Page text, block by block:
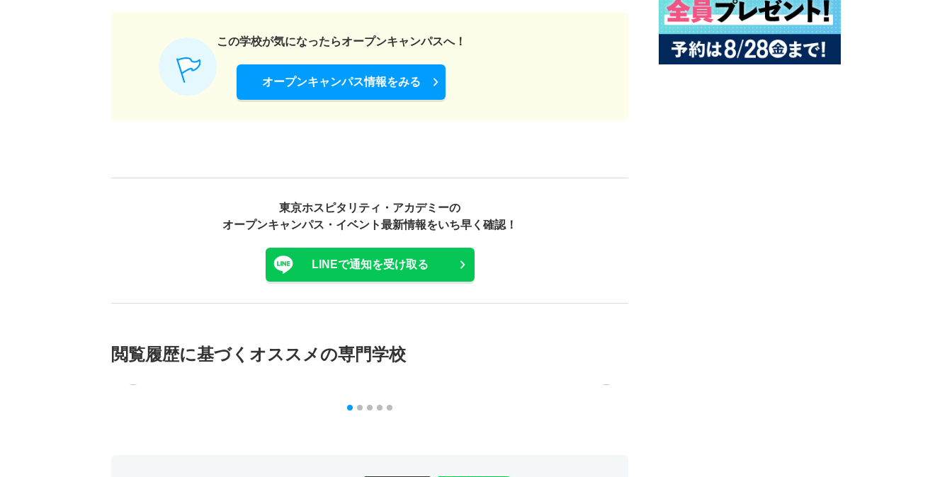
この学校が気になったらオープンキャンパスへ！
オープンキャンパス情報をみる
東京ホスピタリティ・アカデミーの
オープンキャンパス・ イベント最新情報をいち早く確認！
LINEで通知を受け取る
閲覧履歴に基づく オススメの専門学校